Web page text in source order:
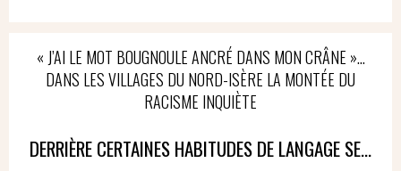
« J’AI LE MOT BOUGNOULE ANCRÉ DANS MON CRÂNE »…
DANS LES VILLAGES DU NORD-ISÈRE LA MONTÉE DU
RACISME INQUIÈTE
DERRIÈRE CERTAINES HABITUDES DE LANGAGE SE...